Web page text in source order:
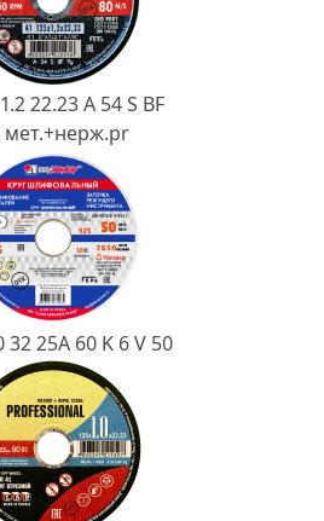
22.23 A 54 S BF
мет.+нерж.pr
32 25А 60 K 6 V 50